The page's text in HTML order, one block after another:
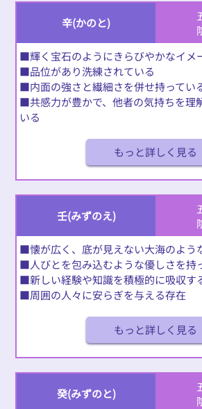
辛(かのと)
■輝く宝石のようにきらびやかなイメ
■品位があり洗練されている
■内面の強さと繊細さを併せ持ってい
■共感力が豊かで、他者の気持ちを理
いる
もっと詳しく見る
壬(みずのえ)
■懐が広く、底が見えない大海のよう
■人びとを包み込むような優しさを持
■新しい経験や知識を積極的に吸収す
■周囲の人々に安らぎを与える存在
もっと詳しく見る
癸(みずのと)